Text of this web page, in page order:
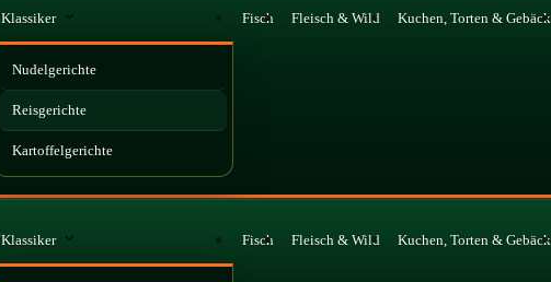
Klassiker
Nudelgerichte
Reisgerichte
Kartoffelgerichte
Fisch Fleisch & Wild Kuchen, Torten & Gebäck
Klassiker Fisch Fleisch & Wild Kuchen, Torten & Gebäck